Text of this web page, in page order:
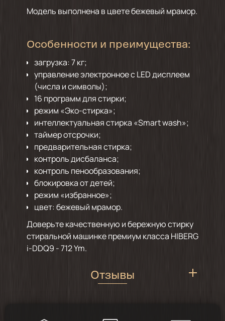
Модель выполнена в цвете бежевый мрамор.
Особенности и преимущества:
загрузка: 7 кг;
управление электронное с LED дисплеем
(числа и символы);
16 программ для стирки;
режим «Эко-стирка»;
интеллектуальная стирка «Smart wash»;
таймер отсрочки;
предварительная стирка;
контроль дисбаланса;
контроль пенообразования;
блокировка от детей;
режим «избранное»;
цвет: бежевый мрамор.
Доверьте качественную и бережную стирку
стиральной машинке премиум класса HIBERG
i-DDQ9 - 712 Ym.
Отзывы